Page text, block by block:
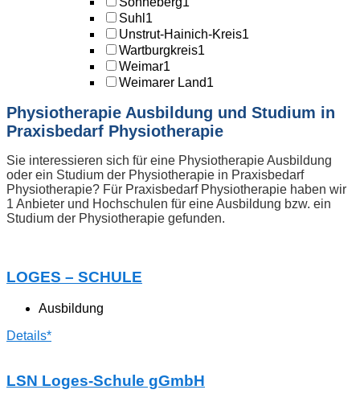
Suhl 1
Unstrut-Hainich-Kreis1
Wartburgkreis1
Weimar1
Weimarer Land1
Physiotherapie Ausbildung und Studium in
Praxisbedarf Physiotherapie
Sie interessieren sich für eine Physiotherapie Ausbildung
oder ein Studium der Physiotherapie in Praxisbedarf
Physiotherapie? Für Praxisbedarf Physiotherapie haben wir
1 Anbieter und Hochschulen für eine Ausbildung bzw. ein
Studium der Physiotherapie gefunden.
LOGES – SCHULE
Ausbildung
Details*
LSN Loges-Schule gGmbH